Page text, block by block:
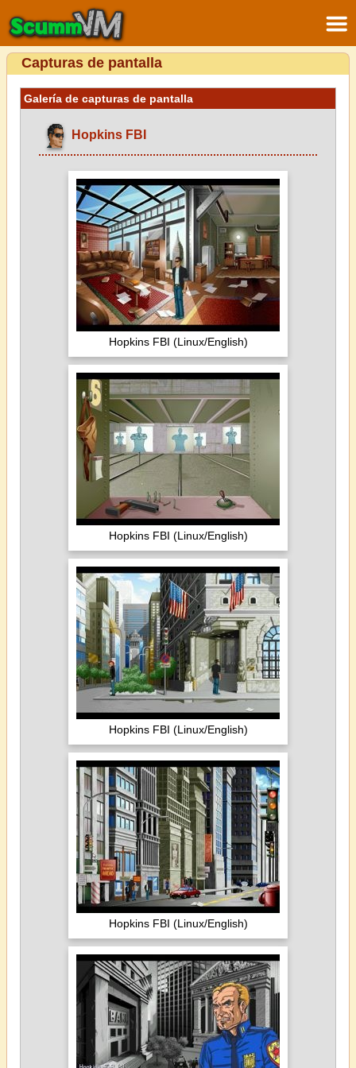
Capturas de pantalla
Galería de capturas de pantalla
Hopkins FBI
Hopkins FBI (Linux/English)
Hopkins FBI (Linux/English)
Hopkins FBI (Linux/English)
Hopkins FBI (Linux/English)